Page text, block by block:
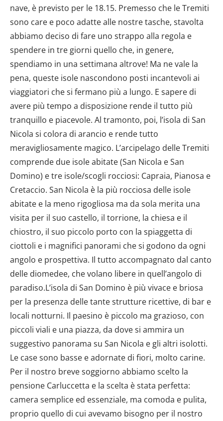
nave, è previsto per le 18.15. Premesso che le Tremiti
sono care e poco adatte alle nostre tasche, stavolta
abbiamo deciso di fare uno strappo alla regola e
spendere in tre giorni quello che, in genere,
spendiamo in una settimana altrove! Ma ne vale la
pena, queste isole nascondono posti incantevoli ai
viaggiatori che si fermano più a lungo. E sapere di
avere più tempo a disposizione rende il tutto più
tranquillo e piacevole. Al tramonto, poi, l’isola di San
Nicola si colora di arancio e rende tutto
meravigliosamente magico. L’arcipelago delle Tremiti
comprende due isole abitate (San Nicola e San
Domino) e tre isole/scogli rocciosi: Capraia, Pianosa e
Cretaccio. San Nicola è la più rocciosa delle isole
abitate e la meno rigogliosa ma da sola merita una
visita per il suo castello, il torrione, la chiesa e il
chiostro, il suo piccolo porto con la spiaggetta di
ciottoli e i magnifici panorami che si godono da ogni
angolo e prospettiva. Il tutto accompagnato dal canto
delle diomedee, che volano libere in quell’angolo di
paradiso.L’isola di San Domino è più vivace e briosa
per la presenza delle tante strutture ricettive, di bar e
locali notturni. Il paesino è piccolo ma grazioso, con
piccoli viali e una piazza, da dove si ammira un
suggestivo panorama su San Nicola e gli altri isolotti.
Le case sono basse e adornate di fiori, molto carine.
Per il nostro breve soggiorno abbiamo scelto la
pensione Carluccetta e la scelta è stata perfetta:
camera semplice ed essenziale, ma comoda e pulita,
proprio quello di cui avevamo bisogno per il nostro